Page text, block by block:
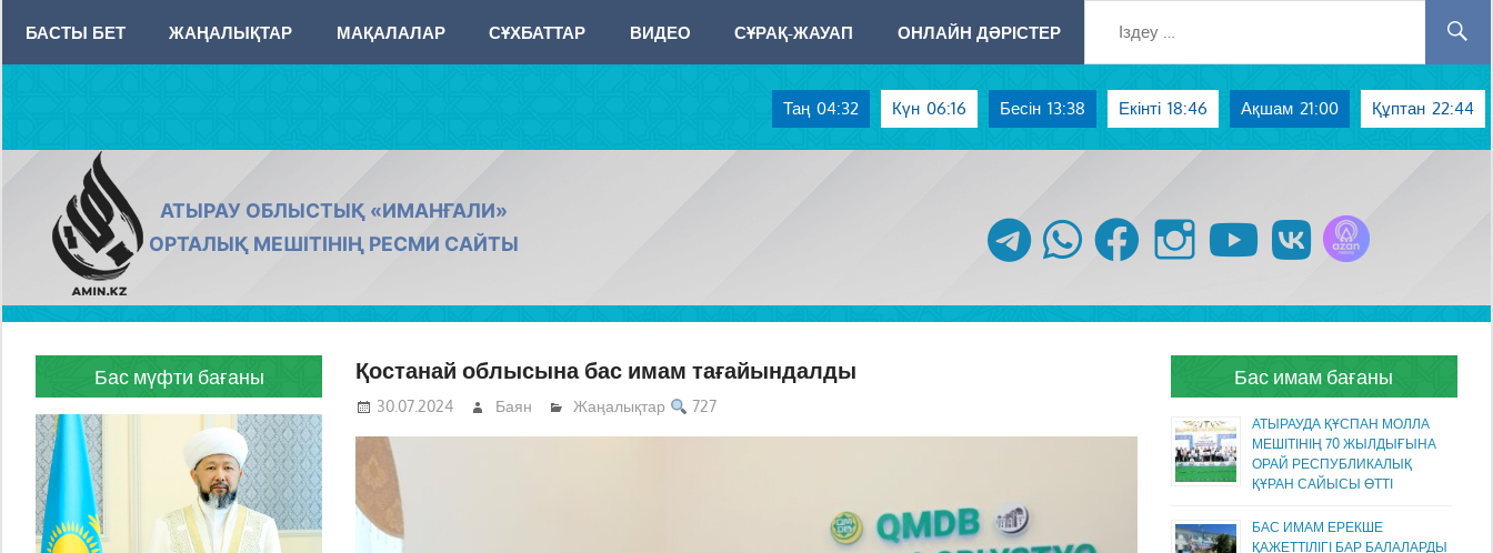
content
БАСТЫ БЕТ ЖАҢАЛЫҚТАР МАҚАЛАЛАР СҰХБАТТАР ВИДЕО СҰРАҚ-ЖАУАП ОНЛАЙН ДӘРІСТЕР
Таң 04:32 Күн 06:16 Бесін 13:38 Екінті 18:46 Ақшам 21:00 Құптан 22:44
AMIN.KZ
АТЫРАУ ОБЛЫСТЫҚ «ИМАНҒАЛИ»
ОРТАЛЫҚ МЕШІТІНІҢ РЕСМИ САЙТЫ
telegram whatsapp facebook instagram youtubevk
Қостанай облысына бас имам тағайындалды
30.07.2024 Баян Жаңалықтар 727
Бас мүфти бағаны Бас имам бағаны
АТЫРАУДА ҚҰСПАН МОЛЛА
МЕШІТІНІҢ 70 ЖЫЛДЫҒЫНА
ОРАЙ РЕСПУБЛИКАЛЫҚ
ҚҰРАН САЙЫСЫ ӨТТІ
БАС ИМАМ ЕРЕКШЕ
ҚАЖЕТТІЛІГІ БАР БАЛАЛАРДЫ